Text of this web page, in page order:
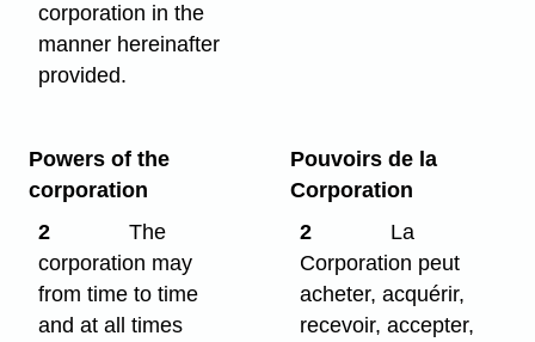
corporation in the
manner hereinafter
provided.
Powers of the
corporation
2
The
corporation may
from time to time
and at all times
Pouvoirs de la
Corporation
2
La
Corporation peut
acheter, acquérir,
recevoir, accepter,